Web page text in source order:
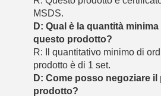
MSDS.
D: Qual è la quantità
questo prodotto?
R: Il quantitativo minimo di
prodotto è di 1 set.
D: Come posso negoziare
prodotto?